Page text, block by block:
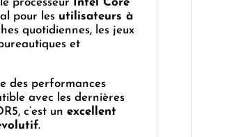
pour les utilisateurs à
quotidiennes, les jeux
et
des performances
avec les dernières
c’est un excellent
.